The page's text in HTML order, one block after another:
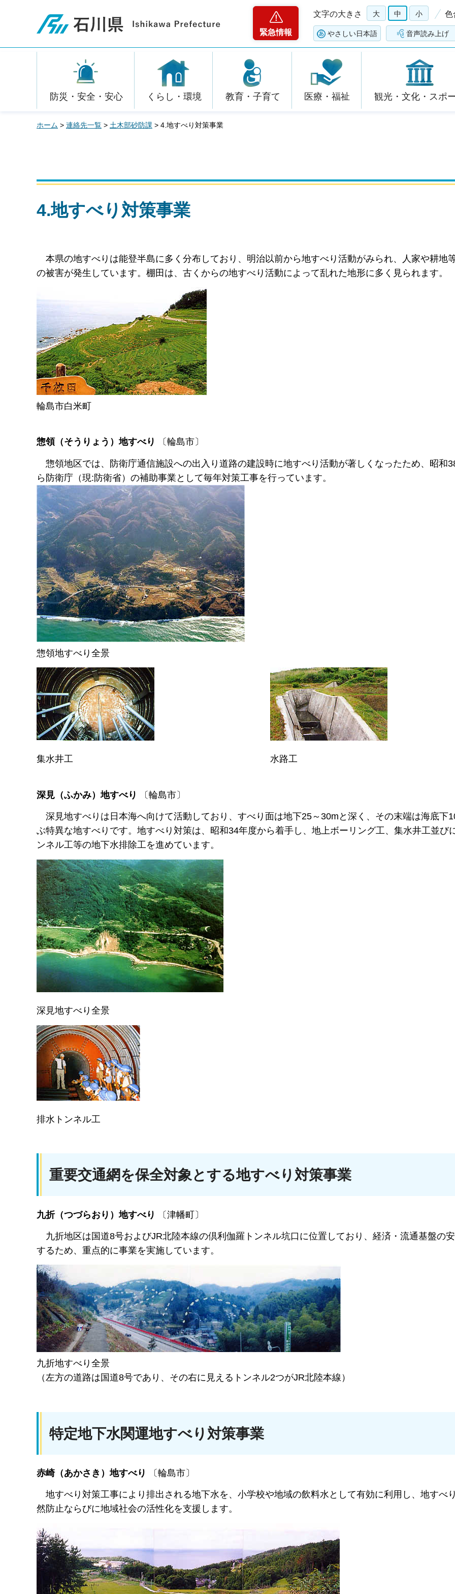
石川県
緊急情報
文字の大きさ 大 中 小 色
やさしい日本語 音声読み上げ
防災・安全・安心 くらし・環境 教育・子育て 医療・福祉 観光・文化・スポ
ホーム > 連絡先一覧 > 土木部砂防課 > 4.地すべり対策事業
4.地すべり対策事業
本県の地すべりは能登半島に多く分布しており、明治以前から地すべり活動がみられ、人家や耕地
の被害が発生しています。棚田は、古くからの地すべり活動によって乱れた地形に多く見られます。
輪島市白米町
惣領（そうりょう）地すべり 〔輪島市〕
惣領地区では、防衛庁通信施設への出入り道路の建設時に地すべり活動が著しくなったため、昭和
ら防衛庁（現:防衛省）の補助事業として毎年対策工事を行っています。
惣領地すべり全景
集水井工 水路工
深見（ふかみ）地すべり 〔輪島市〕
深 見地すべりは日本海へ向けて活動しており、すべり面は地下25～30mと深く、その末端は海底下
ぶ特異な地すべりです。地すべり対策は、昭和34年度から着手し、地上ボーリング工、集水井工並び
ンネル工等の地下水排除工を進めています。
深見地すべり全景
排水トンネル工
重要交通網を保全対象とする地すべり対策事業
九折（つづらおり）地すべり 〔津幡町〕
九折地区は国道8号およびJR北陸本線の倶利伽羅トンネル坑口に位置しており、経済・流通基盤の
するため、重点的に事業を実施しています。
九折地すべり全景
（左方の道路は国道8号であり、その右に見えるトンネル2つがJR北陸本線）
特定地下水関運地すべり対策事業
赤崎（あかさき）地すべり 〔輪島市〕
地すべり対策工事により排出される地下水を、小学校や地域の飲料水として有効に利用し、地すべ
然防止ならびに地域社会の活性化を支援します。